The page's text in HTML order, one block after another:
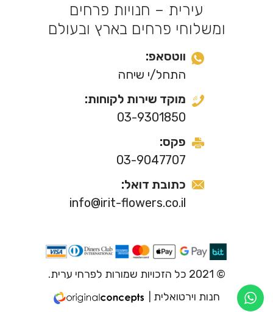
עירית – חנויות פרחים
ומשלוחי פרחים בארץ ובעולם
ווטסאפ:
התחל/י שיחה
מוקד שירות לקוחות:
03-9301850
פקס:
03-9047707
כתובת דואל:
info@irit-flowers.co.il
© 2021 כל הזכויות שמורות לפרחי ערית.
חנות וירטואלית |